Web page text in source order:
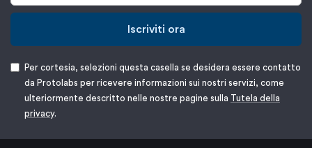
Iscriviti ora
Per cortesia, selezioni questa casella se desidera essere contatto
da Protolabs per ricevere informazioni sui nostri servizi, come
ulteriormente descritto nelle nostre pagine sulla Tutela della
privacy.